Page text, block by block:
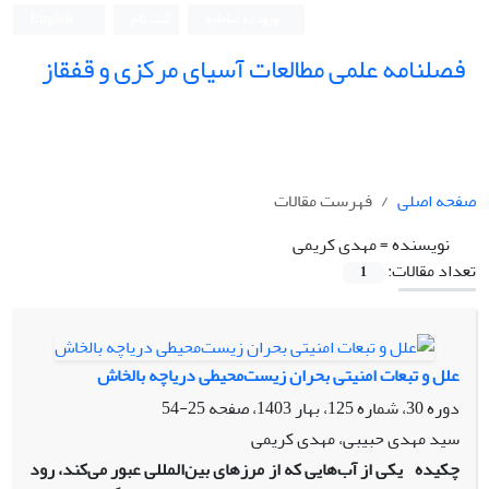
فصلنامه علمی مطالعات آسیای مرکزی و قفقاز
صفحه اصلی
فهرست مقالات
نویسنده =مهدی کریمی
تعداد مقالات:
1
علل و تبعات امنیتی بحران زیست‌محیطی دریاچه بالخاش
دوره 30، شماره 125، بهار 1403، صفحه
25-54
سید مهدی حبیبی، مهدی کریمی
چکیده یکی از آب‌هایی که از مرزهای بین‌المللی عبور می‌کند، رود